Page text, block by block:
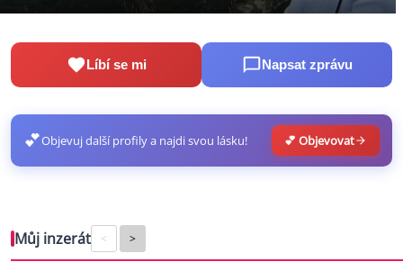
Líbí se mi Napsat zprávu
💕Objevuj další profily a najdi svou lásku! 💕 Objevovat
Můj inzerát < >